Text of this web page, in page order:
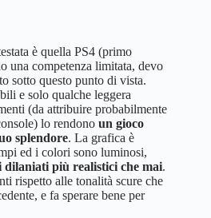
è quella PS4 (primo
una competenza limitata, devo
sotto questo punto di vista.
e solo qualche leggera
(da attribuire probabilmente
lo rendono un gioco
splendore. La grafica è
ed i colori sono luminosi,
dilaniati più realistici che mai.
rispetto alle tonalità scure che
e fa sperare bene per